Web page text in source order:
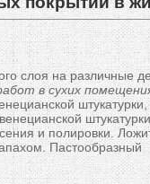
слоя на различные
в сухих
и полировки.
Пастообразный